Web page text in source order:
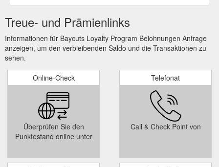
Treue- und Prämienlinks
Informationen für Baycuts Loyalty Program Belohnungen Anfrage
anzeigen, um den verbleibenden Saldo und die Transaktionen zu
sehen.
Online-Check
Überprüfen Sie den
Punktestand online unter
Telefonat
Call & Check Point von